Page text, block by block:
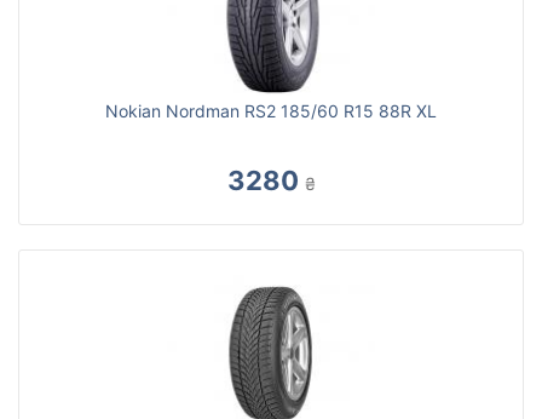
Nokian Nordman RS2 185/60 R15 88R XL
3280 ₴